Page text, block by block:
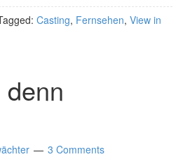
Casting, Fernsehen, View in
3 Comments